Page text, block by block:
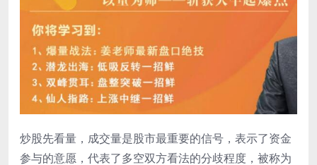
炒股先看量，成交量是股市最重要的信号，表示了资金
参与的意愿，代表了多空双方看法的分歧程度，被称为